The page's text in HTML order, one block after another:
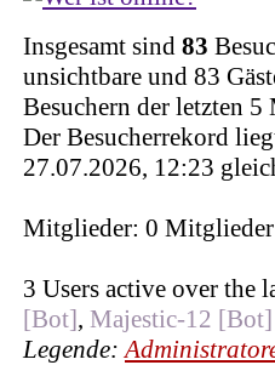
Insgesamt sind 83
unsichtbare und 83
Besuchern der letzten
Der Besucherrekord
27.07.2026, 12:23
Mitglieder: 0 Mitglieder
3 Users active over the
[Bot], Majestic-12 [Bot]
Legende: